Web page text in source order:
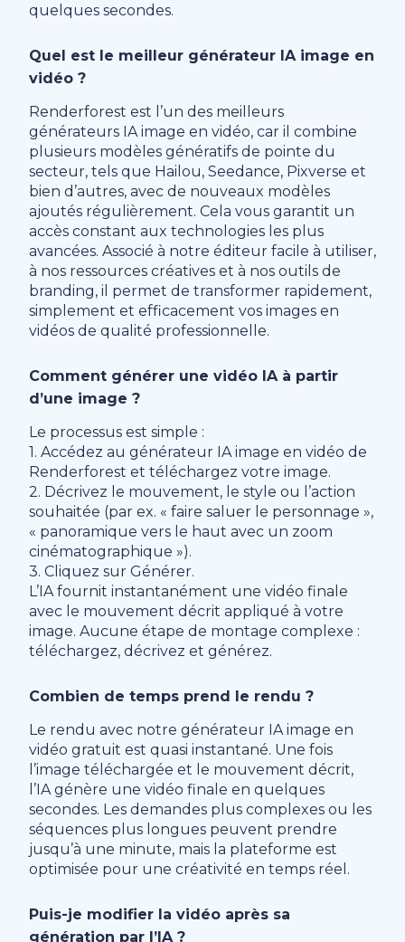
quelques secondes.
Quel est le meilleur générateur IA image en
vidéo ?
Renderforest est l’un des meilleurs
générateurs IA image en vidéo, car il combine
plusieurs modèles génératifs de pointe du
secteur, tels que Hailou, Seedance, Pixverse et
bien d’autres, avec de nouveaux modèles
ajoutés régulièrement. Cela vous garantit un
accès constant aux technologies les plus
avancées. Associé à notre éditeur facile à utiliser,
à nos ressources créatives et à nos outils de
branding, il permet de transformer rapidement,
simplement et efficacement vos images en
vidéos de qualité professionnelle.
Comment générer une vidéo IA à partir
d’une image ?
Le processus est simple :
1. Accédez au générateur IA image en vidéo de
Renderforest et téléchargez votre image.
2. Décrivez le mouvement, le style ou l’action
souhaitée (par ex. « faire saluer le personnage »,
« panoramique vers le haut avec un zoom
cinématographique »).
3. Cliquez sur Générer.
L’IA fournit instantanément une vidéo finale
avec le mouvement décrit appliqué à votre
image. Aucune étape de montage complexe :
téléchargez, décrivez et générez.
Combien de temps prend le rendu ?
Le rendu avec notre générateur IA image en
vidéo gratuit est quasi instantané. Une fois
l’image téléchargée et le mouvement décrit,
l’IA génère une vidéo finale en quelques
secondes. Les demandes plus complexes ou les
séquences plus longues peuvent prendre
jusqu’à une minute, mais la plateforme est
optimisée pour une créativité en temps réel.
Puis-je modifier la vidéo après sa
génération par l’IA ?